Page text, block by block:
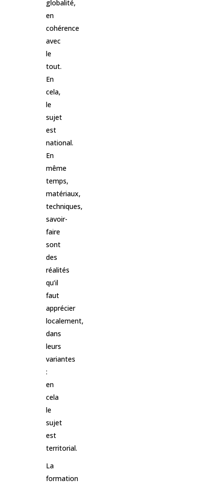
globalité,
en
cohérence
avec
le
tout.
En
cela,
le
sujet
est
national.
En
même
temps,
matériaux,
techniques,
savoir-
faire
sont
des
réalités
qu’il
faut
apprécier
localement,
dans
leurs
variantes
:
en
cela
le
sujet
est
territorial.
La
formation